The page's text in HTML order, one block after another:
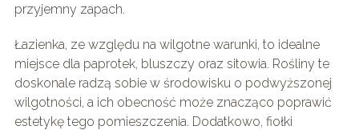
przyjemny zapach.
Łazienka, ze względu na wilgotne warunki, to idealne
miejsce dla paprotek, bluszczy oraz sitowia. Rośliny te
doskonale radzą sobie w środowisku o podwyższonej
wilgotności, a ich obecność może znacząco poprawić
estetykę tego pomieszczenia. Dodatkowo, fiołki